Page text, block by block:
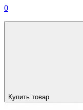
0
Купить товар